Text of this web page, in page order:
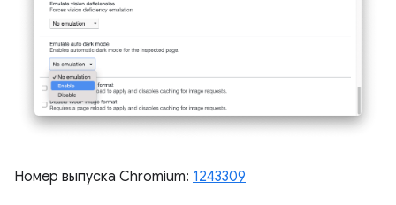
Номер выпуска Chromium: 1243309